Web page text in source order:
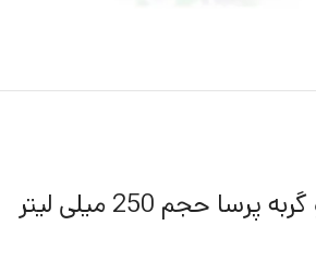
حجم 250 میلی لیتر